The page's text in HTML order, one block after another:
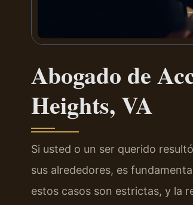
Abogado de
Heights, VA
Si usted o un ser querido
sus alrededores, es
estos casos son estrictas, y la